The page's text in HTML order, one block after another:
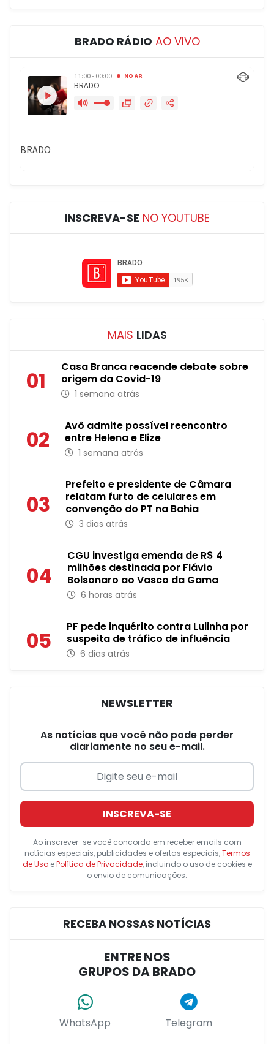
BRADO RÁDIO AO VIVO
INSCREVA-SE NO YOUTUBE
MAIS LIDAS
01
Casa Branca reacende debate sobre
origem da Covid-19
1 semana atrás
02
Avô admite possível reencontro
entre Helena e Elize
1 semana atrás
03
Prefeito e presidente de Câmara
relatam furto de celulares em
convenção do PT na Bahia
3 dias atrás
04
CGU investiga emenda de R$ 4
milhões destinada por Flávio
Bolsonaro ao Vasco da Gama
6 horas atrás
05
PF pede inquérito contra Lulinha por
suspeita de tráfico de influência
6 dias atrás
NEWSLETTER
As notícias que você não pode perder
diariamente no seu e-mail.
INSCREVA-SE
Ao inscrever-se você concorda em receber emails com
notícias especiais, publicidades e ofertas especiais,Termos
de UsoePolítica de Privacidade, incluindo o uso de cookies e
o envio de comunicações.
RECEBA NOSSAS NOTÍCIAS
ENTRE NOS
GRUPOS DA BRADO
WhatsApp Telegram